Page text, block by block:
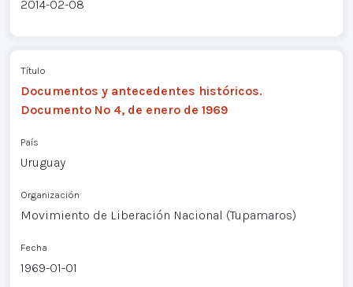
2014-02-08
Título
Documentos y antecedentes históricos.
Documento Nº 4, de enero de 1969
País
Uruguay
Organización
Movimiento de Liberación Nacional (Tupamaros)
Fecha
1969-01-01